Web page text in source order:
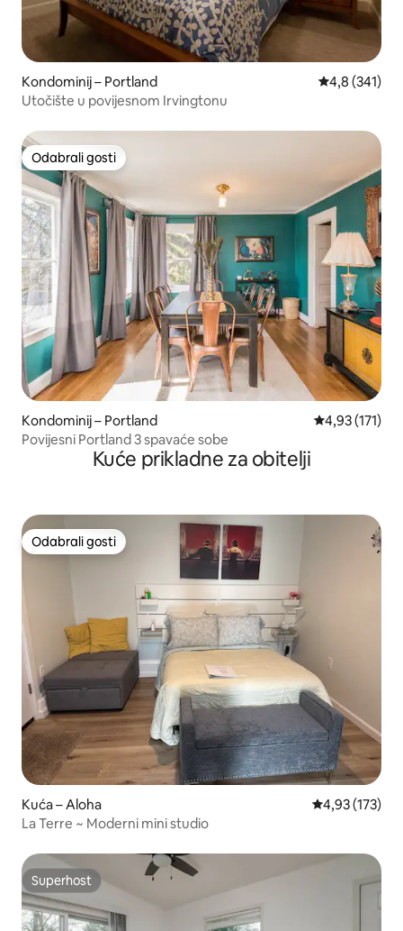
Kondominij – Portland Prosječna
4,8 (341)
Utočište u povijesnom Irvingtonu
Odabrali gosti
Odabrali gosti
Kondominij – Portland Prosječna
4,93 (171)
Povijesni Portland 3 spavaće sobe
Kuće prikladne za obitelji
Odabrali gosti
Odabrali gosti
Kuća – Aloha Prosječna
4,93 (173)
La Terre ~ Moderni mini studio
Superhost
Superhost